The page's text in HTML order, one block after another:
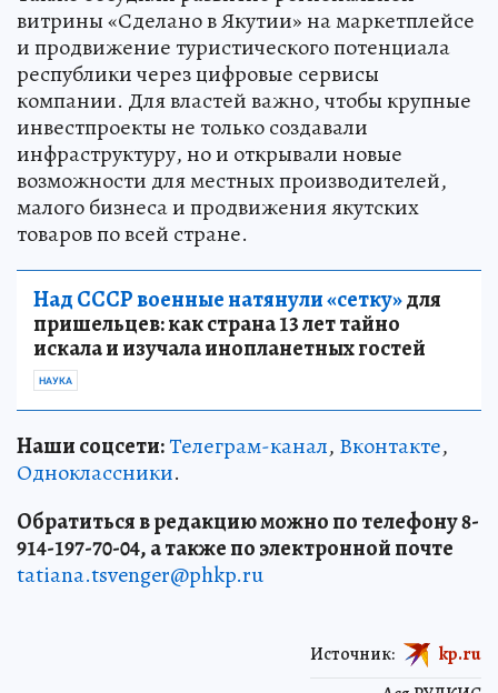
витрины «Сделано в Якутии» на маркетплейсе
и продвижение туристического потенциала
республики через цифровые сервисы
компании. Для властей важно, чтобы крупные
инвестпроекты не только создавали
инфраструктуру, но и открывали новые
возможности для местных производителей,
малого бизнеса и продвижения якутских
товаров по всей стране.
Над СССР военные натянули «сетку»для
пришельцев: как страна 13 лет тайно
искала и изучала инопланетных гостей
НАУКА
Наши соцсети:Телеграм-канал, Вконтакте,
Одноклассники.
Обратиться в редакцию можно по телефону 8-
914-197-70-04, а также по электронной почте
tatiana.tsvenger@phkp.ru
Источник: kp.ru